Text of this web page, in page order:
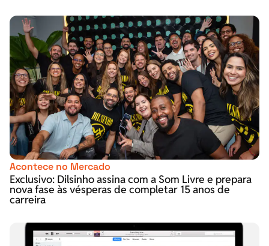
Acontece no Mercado
Exclusivo: Dilsinho assina com a Som Livre e prepara
nova fase às vésperas de completar 15 anos de
carreira